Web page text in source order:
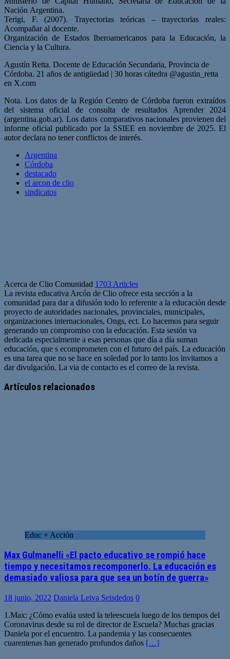
Nación Argentina.
Terigi, F. (2007). Trayectorias teóricas – trayectorias reales:
Acompañar al docente.
Organización de Estados Iberoamericanos para la Educación, la
Ciencia y la Cultura.
Agustín Retta. Docente de Educación Secundaria, Provincia de
Córdoba. 21 años de antigüedad | 30 horas cátedra @agustin_retta
en X.com
Nota. Los datos de la Región Centro de Córdoba fueron extraídos
del sistema oficial de consulta de resultados Aprender 2024
(argentina.gob.ar). Los datos comparativos nacionales provienen del
informe oficial publicado por la SSIEE en noviembre de 2025. El
autor declara no tener conflictos de interés.
Argentina
Córdoba
destacado
el arcon de clio
sindicatos
Acerca de Clio Comunidad 1703 Articles
La revista educativa Arcón de Clio ofrece esta sección a la
comunidad para dar a difusión todo lo referente a la educación desde
proyecto de autoridades nacionales, provinciales, municipales,
organizaciones internacionales, Ongs, ect. Lo hacemos para seguir
generando un compromiso con la educación. Esta sesión va
dedicada especialmente a esas personas que día a día suman
educación, que s ecomprometen con el futuro del país. La educación
es una tarea que no se hace en soledad por lo tanto los invitamos a
dar divulgación. La via de contacto es el correo de la revista.
web
Artículos relacionados
Educ + Acción
Max Gulmanelli «El pacto educativo se rompió hace
tiempo y necesitamos recomponerlo. La educación es
demasiado valiosa para que sea un botín de guerra»
18 junio, 2022 Daniela Leiva Seisdedos 0
1.Max: ¿Cómo evalúa usted la teleescuela luego de los tiempos del
Coronavirus desde su rol de director de Escuela? Muchas gracias
Daniela por el encuentro. La pandemia y las consecuentes
cuarentenas han generado profundos daños […]